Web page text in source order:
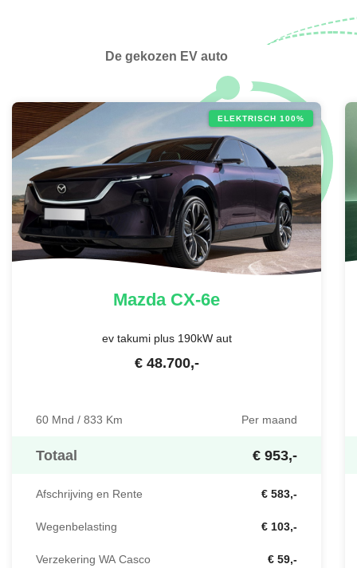
De gekozen EV auto
ELEKTRISCH 100%
MazdaCX-6e
ev takumi plus 190kW aut
€ 48.700,-
60 Mnd / 833 Km Per maand
Totaal € 953,-
Afschrijving en Rente € 583,-
Wegenbelasting € 103,-
Verzekering WA Casco € 59,-